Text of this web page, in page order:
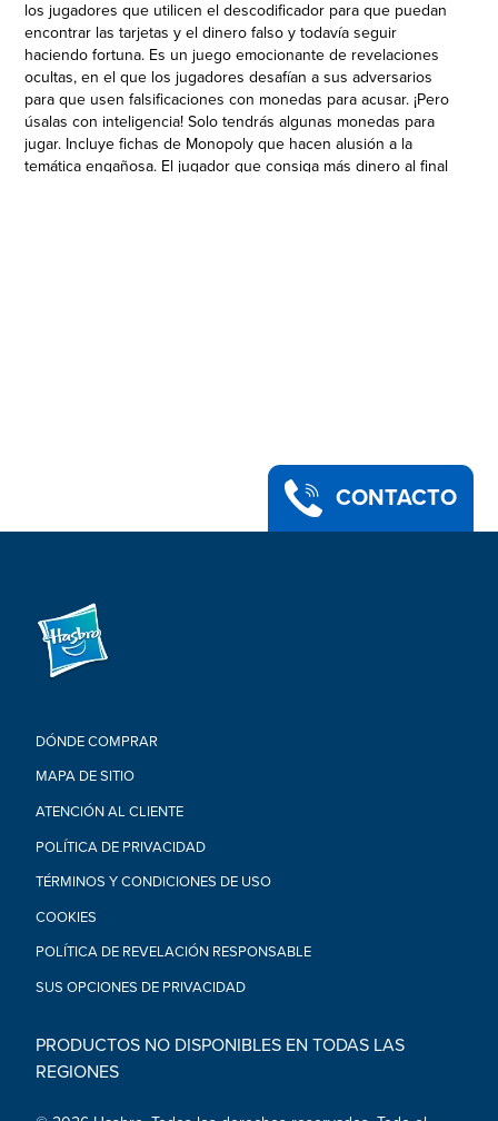
los jugadores que utilicen el descodificador para que puedan
encontrar las tarjetas y el dinero falso y todavía seguir
haciendo fortuna. Es un juego emocionante de revelaciones
ocultas, en el que los jugadores desafían a sus adversarios
para que usen falsificaciones con monedas para acusar. ¡Pero
úsalas con inteligencia! Solo tendrás algunas monedas para
jugar. Incluye fichas de Monopoly que hacen alusión a la
temática engañosa. El jugador que consiga más dinero al final
CONTACTO
DÓNDE COMPRAR
MAPA DE SITIO
ATENCIÓN AL CLIENTE
POLÍTICA DE PRIVACIDAD
TÉRMINOS Y CONDICIONES DE USO
COOKIES
POLÍTICA DE REVELACIÓN RESPONSABLE
SUS OPCIONES DE PRIVACIDAD
PRODUCTOS NO DISPONIBLES EN TODAS LAS
REGIONES